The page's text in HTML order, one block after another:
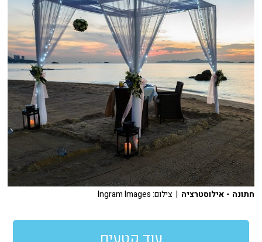
חתונה - אילוסטרציה | צילום: Ingram Images